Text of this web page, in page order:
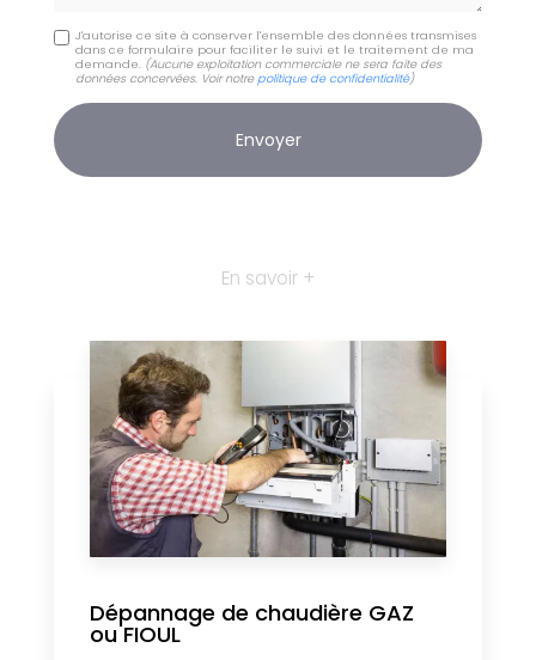
J'autorise ce site à conserver l'ensemble des données transmises
dans ce formulaire pour faciliter le suivi et le traitement de ma
demande. (Aucune exploitation commerciale ne sera faite des
données concervées. Voir notrepolitique de confidentialité)
En savoir +
Dépannage de chaudière GAZ
ou FIOUL